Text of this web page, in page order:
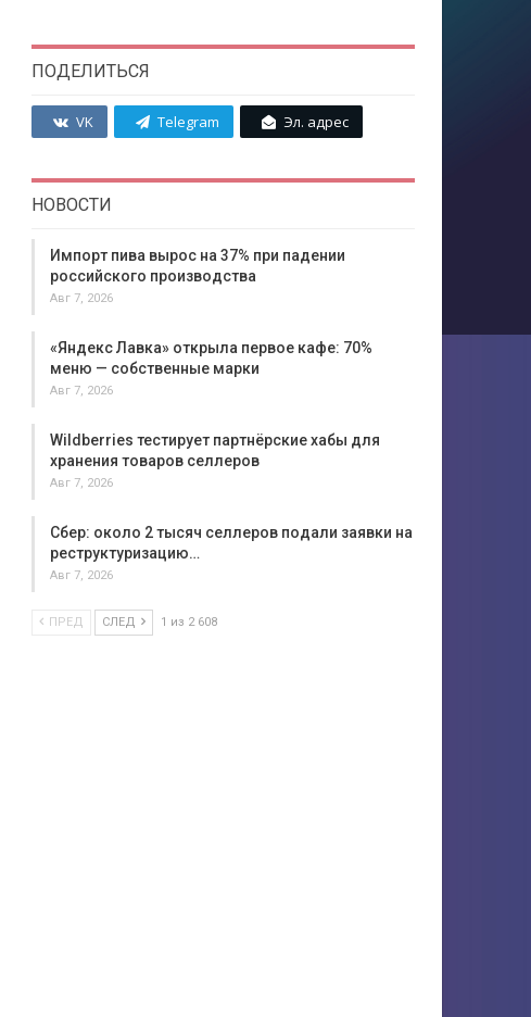
ПОДЕЛИТЬСЯ
VK Telegram Эл. адрес
НОВОСТИ
Импорт пива вырос на 37% при падении
российского производства
Авг 7, 2026
«Яндекс Лавка» открыла первое кафе: 70%
меню — собственные марки
Авг 7, 2026
Wildberries тестирует партнёрские хабы для
хранения товаров селлеров
Авг 7, 2026
Сбер: около 2 тысяч селлеров подали заявки на
реструктуризацию…
Авг 7, 2026
ПРЕД СЛЕД 1 из 2 608